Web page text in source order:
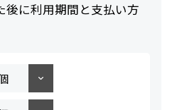
後に利用期間と支払い方